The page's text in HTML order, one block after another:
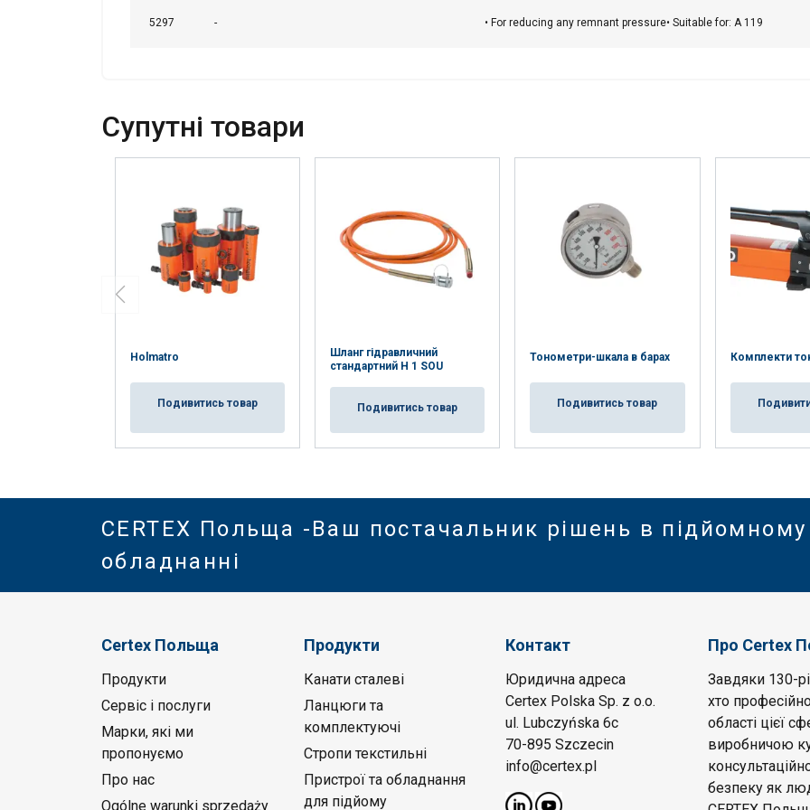
5297 - • For reducing any remnant pressure• Suitable for: A 119
Cупутні товари
Holmatro
Подивитись товар
Шланг гідравличний
стандартний H 1 SOU
Подивитись товар
Тонометри-шкала в барах
Подивитись товар
Комплекти
CERTEX Польща -Ваш постачальник рішень в підйомному
обладнанні
Certex Польща
Продукти
Сервіс і послуги
Марки, які ми
пропонуємо
Про нас
Ogólne warunki sprzedaży
Продукти
Канати сталеві
Ланцюги та
комплектуючі
Стропи текстильні
Пристрої та обладнання
для підйому
Контакт
Юридична адреса
Certex Polska Sp. z o.o.
ul. Lubczyńska 6c
70-895 Szczecin
info@certex.pl
Про Certex
Завдяки 130-
хто
області цієї
виробничою
безпеку як